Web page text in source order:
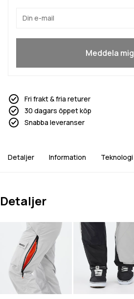
Meddela mig
Fri frakt & fria returer
30 dagars öppet köp
Snabba leveranser
Detaljer Information Teknologi
Detaljer